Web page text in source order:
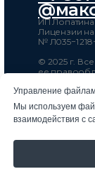
ИП Лопатина
Лицензии на
№ Л035−1
© 2025 г.
ее
**
признанной
Управление
Мы используем
взаимодействия с